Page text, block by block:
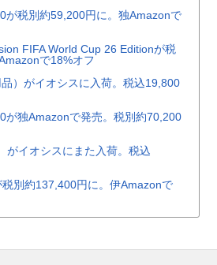
が税別約59,200円に。独Amazonで
FIFA World Cup 26 Editionが税
で18%オフ
）がイオシスに入荷。税込19,800
が独Amazonで発売。税別約70,200
がイオシスにまた入荷。税込
別約137,400円に。伊Amazonで